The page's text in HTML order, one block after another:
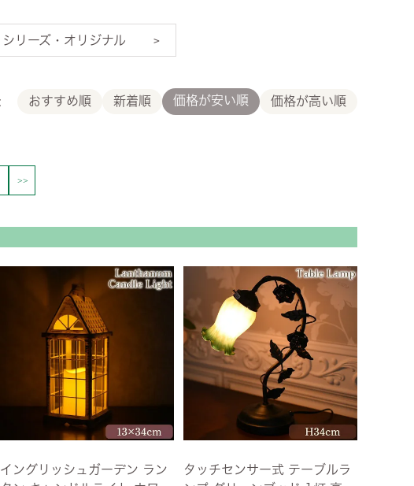
シリーズ・オリジナル
おすすめ順 新着順 価格が安い順 価格が高い順
イングリッシュガーデン ラン
タッチセンサー式 テーブルラ